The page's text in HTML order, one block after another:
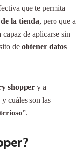
que te permita
la tienda, pero que a
de aplicarse sin
de obtener datos
shopper y a
cuáles son las
”.